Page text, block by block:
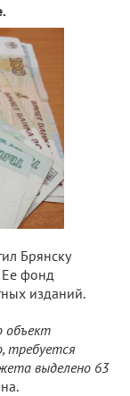
Брянску
Ее фонд
изданий.
объект
требуется
выделено 63